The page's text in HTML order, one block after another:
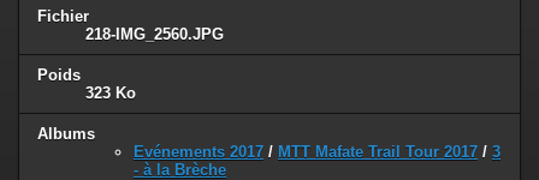
Fichier
218-IMG_2560.JPG
Poids
323 Ko
Albums
Evénements 2017 / MTT Mafate Trail Tour 2017 / 3
- à la Brèche